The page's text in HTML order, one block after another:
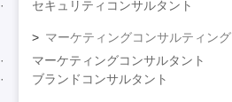
セキュリティコンサルタント
マーケティングコンサルティング
マーケティングコンサルタント
ブランドコンサルタント